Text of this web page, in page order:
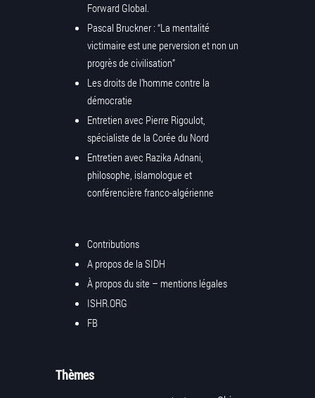
Forward Global.
Pascal Bruckner : “La mentalité
victimaire est une perversion et non un
progrès de civilisation”
Les droits de l’homme contre la
démocratie
Entretien avec Pierre Rigoulot,
spécialiste de la Corée du Nord
Entretien avec Razika Adnani,
philosophe, islamologue et
conférencière franco-algérienne
Contributions
A propos de la SIDH
À propos du site – mentions légales
ISHR.ORG
FB
Thèmes